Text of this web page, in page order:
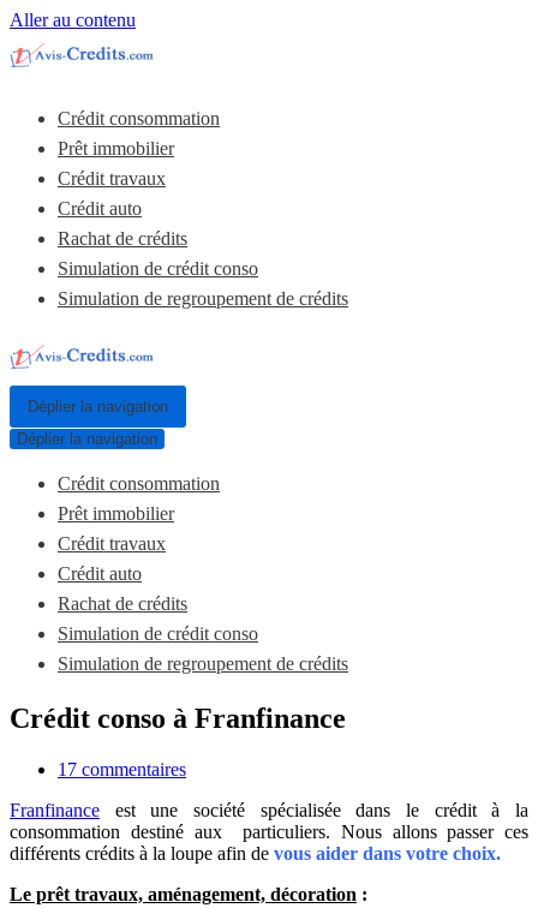
Aller au contenu
Crédit consommation
Prêt immobilier
Crédit travaux
Crédit auto
Rachat de crédits
Simulation de crédit conso
Simulation de regroupement de crédits
Déplier la navigation
Déplier la navigation
Crédit consommation
Prêt immobilier
Crédit travaux
Crédit auto
Rachat de crédits
Simulation de crédit conso
Simulation de regroupement de crédits
Crédit conso à Franfinance
17 commentaires
Franfinance est une société spécialisée dans le crédit à la
consommation destiné aux particuliers. Nous allons passer ces
différents crédits à la loupe afin de vous aider dans votre choix.
Le prêt travaux, aménagement, décoration :